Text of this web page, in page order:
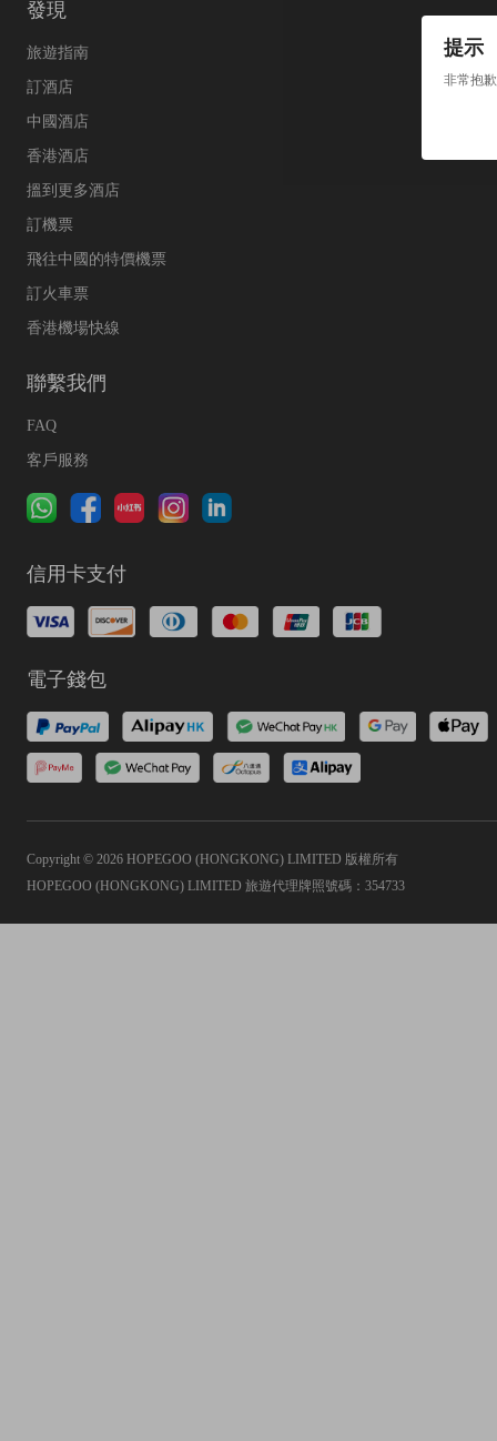
提示
非常抱
發現
旅遊指南
訂酒店
中國酒店
香港酒店
搵到更多酒店
訂機票
飛往中國的特價機票
訂火車票
香港機場快線
聯繫我們
FAQ
客戶服務
信用卡支付
電子錢包
Copyright © 2026 HOPEGOO (HONGKONG) LIMITED 版權所有
HOPEGOO (HONGKONG) LIMITED 旅遊代理牌照號碼：354733